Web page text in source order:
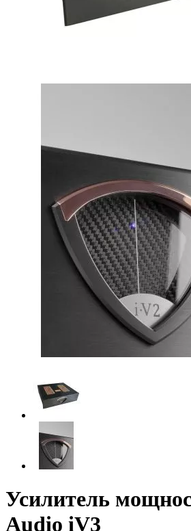
Усилитель
Audio iV3